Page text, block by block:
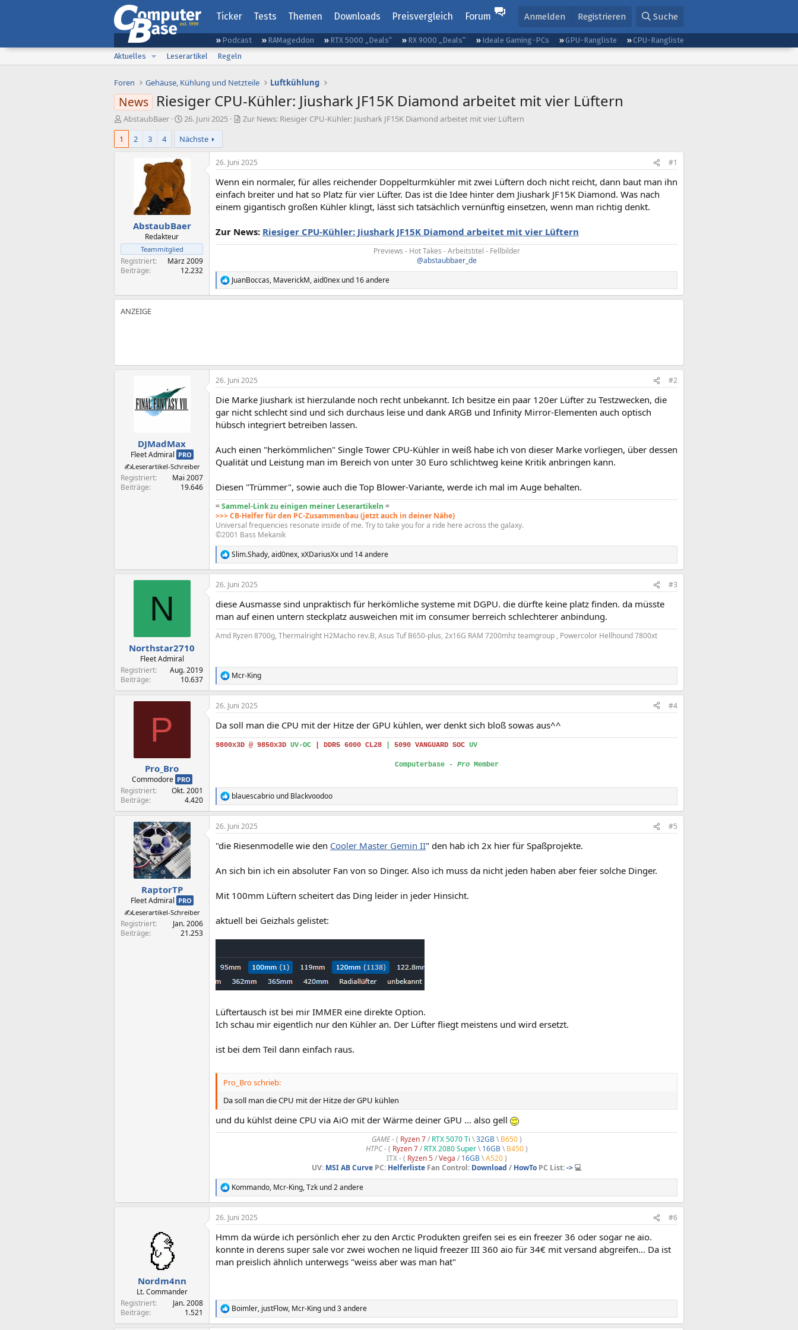
Ticker Tests Themen Downloads Preisvergleich Forum Anmelden Registrieren Suche
Podcast RAMageddon RTX 5000 „Deals“ RX 9000 „Deals“ Ideale Gaming-PCs GPU-Rangliste
CPU-Rangliste
Aktuelles
Leserartikel Regeln
Foren Gehäuse, Kühlung und Netzteile Luftkühlung
News Riesiger CPU-Kühler: Jiushark JF15K Diamond arbeitet mit vier Lüftern
E
r
t
AbstaubBaer
E
r
s
t
l
l
t
a
m
26. Juni 2025
Zur News: Riesiger CPU-Kühler: Jiushark JF15K Diamond arbeitet mit vier Lüftern
1
2 3 4 Nächste
AbstaubBaer
Redakteur
Teammitglied
Registriert
März 2009
Beiträge
12.232
26. Juni 2025 #1
Wenn ein normaler, für alles reichender Doppelturmkühler mit zwei Lüftern doch nicht reicht, dann baut man ihn
einfach breiter und hat so Platz für vier Lüfter. Das ist die Idee hinter dem Jiushark JF15K Diamond. Was nach
einem gigantisch großen Kühler klingt, lässt sich tatsächlich vernünftig einsetzen, wenn man richtig denkt.
Zur News: Riesiger CPU-Kühler: Jiushark JF15K Diamond arbeitet mit vier Lüftern
Previews - Hot Takes - Arbeitstitel - Fellbilder
@abstaubbaer_de
R
e
a
n
:
JuanBoccas, MaverickM,aid0nex und 16 andere
DJMadMax
Fleet Admiral PRO
✍️Leserartikel-Schreiber
Registriert
Mai 2007
Beiträge
19.646
26. Juni 2025 #2
Die Marke Jiushark ist hierzulande noch recht unbekannt. Ich besitze ein paar 120er Lüfter zu Testzwecken, die
gar nicht schlecht sind und sich durchaus leise und dank ARGB und Infinity Mirror-Elementen auch optisch
hübsch integriert betreiben lassen.
Auch einen "herkömmlichen" Single Tower CPU-Kühler in weiß habe ich von dieser Marke vorliegen, über dessen
Qualität und Leistung man im Bereich von unter 30 Euro schlichtweg keine Kritik anbringen kann.
Diesen "Trümmer", sowie auch die Top Blower-Variante, werde ich mal im Auge behalten.
=Sammel-Link zu einigen meiner Leserartikeln =
>>> CB-Helfer für den PC-Zusammenbau (jetzt auch in deiner Nähe)
Universal frequencies resonate inside of me. Try to take you for a ride here across the galaxy.
©2001 Bass Mekanik
R
e
a
k
i
o
e
Slim.Shady,aid0nex,xXDariusXx und 14 andere
N
Northstar2710
Fleet Admiral
Registriert
Aug. 2019
Beiträge
10.637
26. Juni 2025 #3
diese Ausmasse sind unpraktisch für herkömliche systeme mit DGPU. die dürfte keine platz finden. da müsste
man auf einen untern steckplatz ausweichen mit im consumer berreich schlechterer anbindung.
Amd Ryzen 8700g, Thermalright H2Macho rev.B, Asus Tuf B650-plus, 2x16G RAM 7200mhz teamgroup , Powercolor Hellhound 7800xt
R
e
a
k
i
o
n
Mcr-King
P
Pro_Bro
Commodore PRO
Registriert
Okt. 2001
Beiträge
4.420
26. Juni 2025 #4
Da soll man die CPU mit der Hitze der GPU kühlen, wer denkt sich bloß sowas aus^^
9800x3D @ 9850x3D UV-OC DDR5 6000 CL28 5090 VANGUARD SOC UV
Computerbase - ProMember
R
e
a
k
i
e
:
blauescabrio und Blackvoodoo
RaptorTP
Fleet Admiral PRO
✍️Leserartikel-Schreiber
Registriert
Jan. 2006
Beiträge
21.253
26. Juni 2025 #5
"die Riesenmodelle wie den Cooler Master Gemin II" den hab ich 2x hier für Spaßprojekte.
An sich bin ich ein absoluter Fan von so Dinger. Also ich muss da nicht jeden haben aber feier solche Dinger.
Mit 100mm Lüftern scheitert das Ding leider in jeder Hinsicht.
aktuell bei Geizhals gelistet:
Lüftertausch ist bei mir IMMER eine direkte Option.
Ich schau mir eigentlich nur den Kühler an. Der Lüfter fliegt meistens und wird ersetzt.
ist bei dem Teil dann einfach raus.
Pro_Bro schrieb:
Da soll man die CPU mit der Hitze der GPU kühlen
und du kühlst deine CPU via AiO mit der Wärme deiner GPU ... also gell
GAME- ( Ryzen 7/ RTX 5070 Ti \32GB\ B650)
HTPC -( Ryzen 7/ RTX 2080 Super\ 16GB\ B450)
ITX - ( Ryzen 5/Vega / 16GB\A520)
UV: MSI AB Curve PC: HelferlisteFan Control: Download / HowToPC List:->💻
R
e
a
k
i
o
e
Kommando, Mcr-King,Tzk und 2 andere
Nordm4nn
Lt. Commander
Registriert
Jan. 2008
Beiträge
1.521
26. Juni 2025 #6
Hmm da würde ich persönlich eher zu den Arctic Produkten greifen sei es ein freezer 36 oder sogar ne aio.
konnte in derens super sale vor zwei wochen ne liquid freezer III 360 aio für 34€ mit versand abgreifen... Da ist
man preislich ähnlich unterwegs "weiss aber was man hat"
R
e
Boimler, justFlow, Mcr-King und 3 andere